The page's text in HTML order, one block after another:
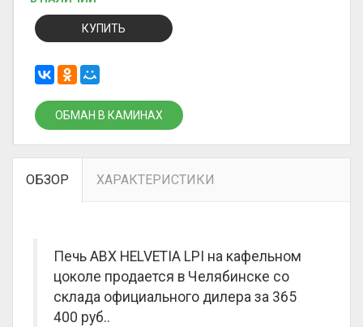
КУПИТЬ
ОБМАН В КАМИНАХ
ОБЗОР ХАРАКТЕРИСТИКИ
Печь ABX HELVETIA LPI на кафельном
цоколе продается в Челябинске со
склада официального дилера за 365
400 руб..